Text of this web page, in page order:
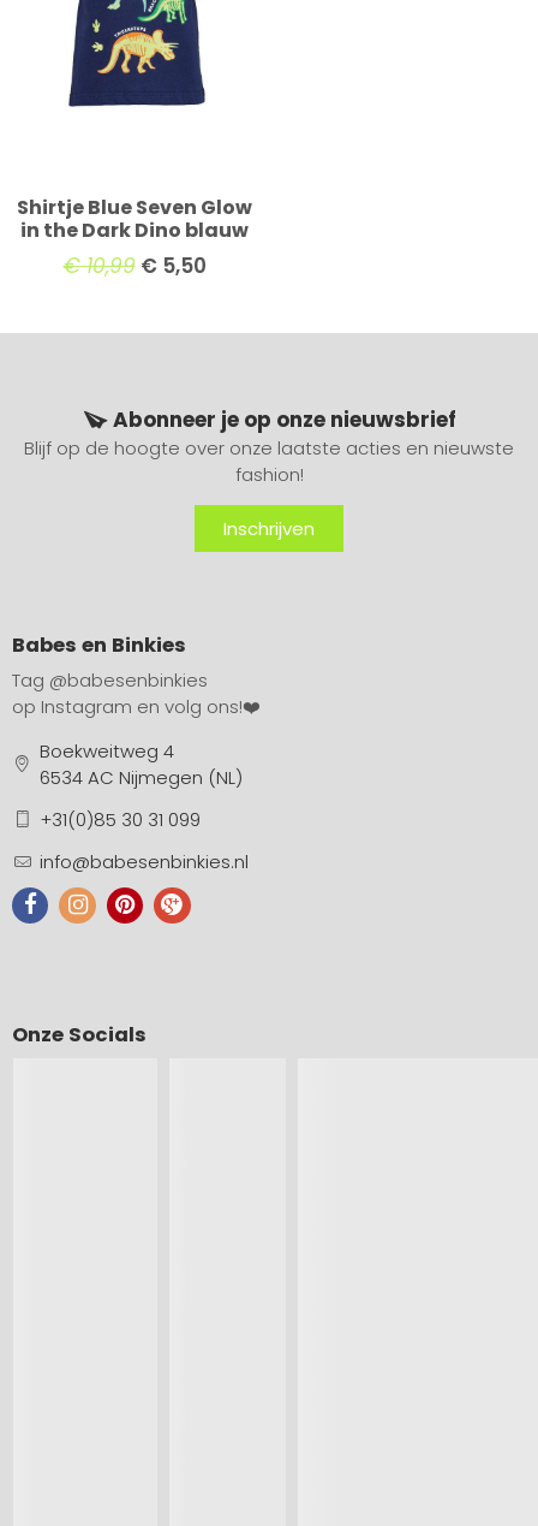
Shirtje Blue Seven Glow
in the Dark Dino blauw
€10,99 €5,50
Abonneer je op onze nieuwsbrief
Blijf op de hoogte over onze laatste acties en nieuwste
fashion!
Inschrijven
Babes en Binkies
Tag @babesenbinkies
op Instagram en volg ons!❤️
Boekweitweg 4
6534 AC Nijmegen (NL)
+31(0)85 30 31 099
info@babesenbinkies.nl
Onze Socials